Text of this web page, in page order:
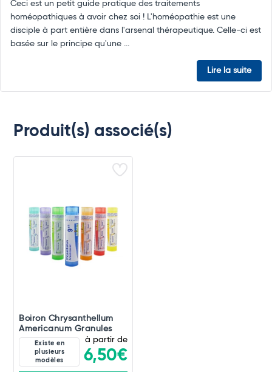
Ceci est un petit guide pratique des traitements
homéopathiques à avoir chez soi ! L'homéopathie est une
disciple à part entière dans l'arsenal thérapeutique. Celle-ci est
basée sur le principe qu'une ...
Lire la suite
Produit(s) associé(s)
Boiron Chrysanthellum
Americanum Granules
Existe en
plusieurs
modèles
à partir de
6,50€